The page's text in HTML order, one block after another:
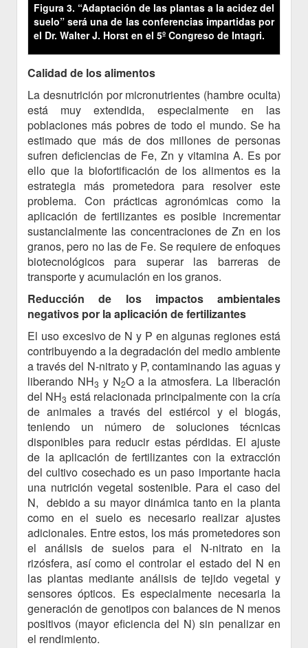
Figura 3. “Adaptación de las plantas a la acidez del
suelo” será una de las conferencias impartidas por
el Dr. Walter J. Horst en el 5º Congreso de Intagri.
Calidad de los alimentos
La desnutrición por micronutrientes (hambre oculta)
está muy extendida, especialmente en las
poblaciones más pobres de todo el mundo. Se ha
estimado que más de dos millones de personas
sufren deficiencias de Fe, Zn y vitamina A. Es por
ello que la biofortificación de los alimentos es la
estrategia más prometedora para resolver este
problema. Con prácticas agronómicas como la
aplicación de fertilizantes es posible incrementar
sustancialmente las concentraciones de Zn en los
granos, pero no las de Fe. Se requiere de enfoques
biotecnológicos para superar las barreras de
transporte y acumulación en los granos.
Reducción de los impactos ambientales
negativos por la aplicación de fertilizantes
El uso excesivo de N y P en algunas regiones está
contribuyendo a la degradación del medio ambiente
a través del N-nitrato y P, contaminando las aguas y
liberando NH3 y N2O a la atmosfera. La liberación
del NH3 está relacionada principalmente con la cría
de animales a través del estiércol y el biogás,
teniendo un número de soluciones técnicas
disponibles para reducir estas pérdidas. El ajuste
de la aplicación de fertilizantes con la extracción
del cultivo cosechado es un paso importante hacia
una nutrición vegetal sostenible. Para el caso del
N, debido a su mayor dinámica tanto en la planta
como en el suelo es necesario realizar ajustes
adicionales. Entre estos, los más prometedores son
el análisis de suelos para el N-nitrato en la
rizósfera, así como el controlar el estado del N en
las plantas mediante análisis de tejido vegetal y
sensores ópticos. Es especialmente necesaria la
generación de genotipos con balances de N menos
positivos (mayor eficiencia del N) sin penalizar en
el rendimiento.